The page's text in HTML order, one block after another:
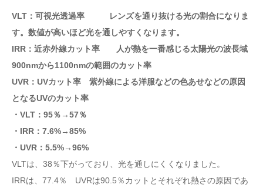
VLT：可視光透過率 レンズを通り抜ける光の割合になりま
す。数値が高いほど光を通しやすくなります。
IRR：近赤外線カット率 人が熱を一番感じる太陽光の波長域
900nmから1100nmの範囲のカット率
UVR：UVカット率 紫外線による洋服などの色あせなどの原因
となるUVのカット率
・VLT：95％→57％
・IRR：7.6%→85%
・UVR：5.5%→96%
VLTは、38％下がっており、光を通しにくくなりました。
IRRは、77.4％ UVRは90.5％カットとそれぞれ熱さの原因であ